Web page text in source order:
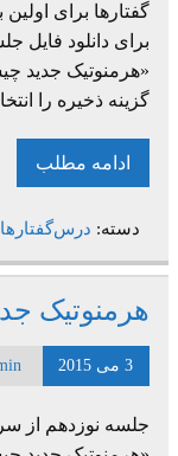
گفتارها برای
برای دانلود فایل
«هرمنوتیک جدید
گزینه ذخیره را
ادامه مطلب
دسته: درس‌گفتارها
هرمنوتیک
3 می 2015
جلسه نوزدهم از